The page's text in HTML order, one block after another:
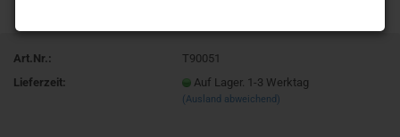
Art.Nr.:
T90051
Lieferzeit:
Auf Lager. 1-3 Werktag
(Ausland abweichend)